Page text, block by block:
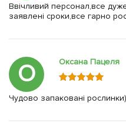
Ввічливий персонал,все
заявлені сроки,все гарно
О Оксана Пацеля
Чудово запаковані